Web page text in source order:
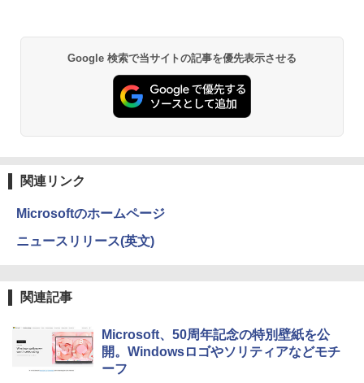
Google 検索で当サイトの記事を優先表示させる
関連リンク
Microsoftのホームページ
ニュースリリース(英文)
関連記事
Microsoft、50周年記念の特別壁紙を公
開。Windowsロゴやソリティアなどモチ
ーフ